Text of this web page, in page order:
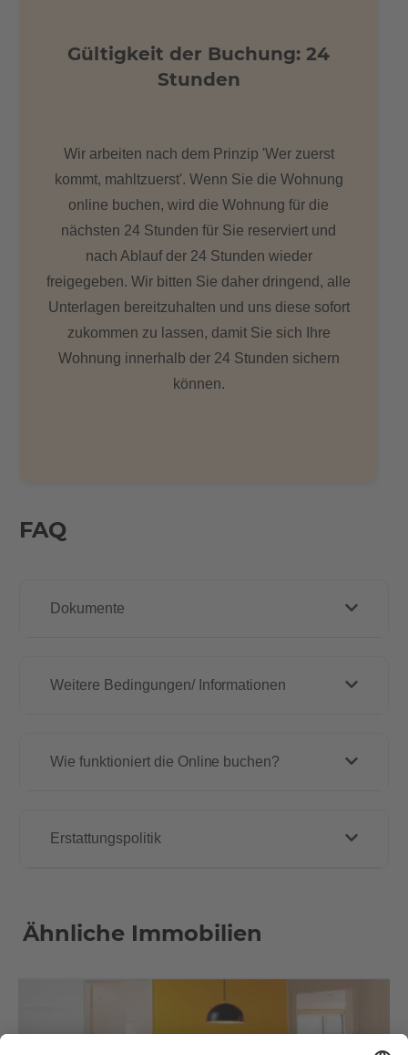
Gültigkeit der Buchung: 24
Stunden
Wir arbeiten nach dem Prinzip 'Wer zuerst
kommt, mahltzuerst'. Wenn Sie die Wohnung
online buchen, wird die Wohnung für die
nächsten 24 Stunden für Sie reserviert und
nach Ablauf der 24 Stunden wieder
freigegeben. Wir bitten Sie daher dringend, alle
Unterlagen bereitzuhalten und uns diese sofort
zukommen zu lassen, damit Sie sich Ihre
Wohnung innerhalb der 24 Stunden sichern
können.
FAQ
Dokumente
Weitere Bedingungen/ Informationen
Wie funktioniert die Online buchen?
Erstattungspolitik
Ähnliche Immobilien